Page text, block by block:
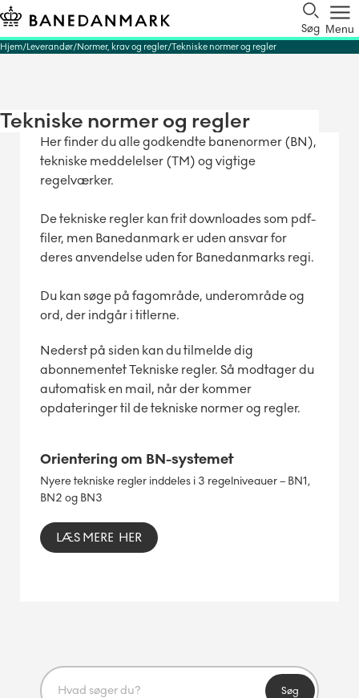
Søg Menu
Hjem Leverandør Normer, krav og regler Tekniske normer og regler
Tekniske normer og regler
Her finder du alle godkendte banenormer (BN),
tekniske meddelelser (TM) og vigtige
regelværker.
De tekniske regler kan frit downloades som pdf-
filer, men Banedanmark er uden ansvar for
deres anvendelse uden for Banedanmarks regi.
Du kan søge på fagområde, underområde og
ord, der indgår i titlerne.
Nederst på siden kan du tilmelde dig
abonnementet Tekniske regler. Så modtager du
automatisk en mail, når der kommer
opdateringer til de tekniske normer og regler.
Orientering om BN-systemet
Nyere tekniske regler inddeles i 3 regelniveauer – BN1,
BN2 og BN3
LÆS MERE HER
Søg